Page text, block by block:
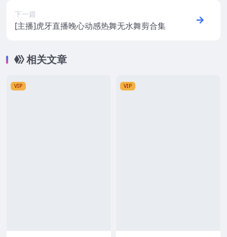
下一篇
[主播]虎牙直播晚心动感热舞无水舞剪合集
相关文章
VIP VIP